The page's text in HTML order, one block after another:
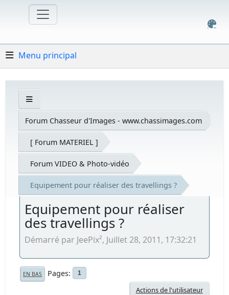
Menu principal
Forum Chasseur d'Images - www.chassimages.com
[ Forum MATERIEL ]
Forum VIDEO & Photo-vidéo
Equipement pour réaliser des travellings ?
Equipement pour réaliser
des travellings ?
Démarré par JeePix², Juillet 28, 2011, 17:32:21
EN BAS Pages 1
Actions de l'utilisateur